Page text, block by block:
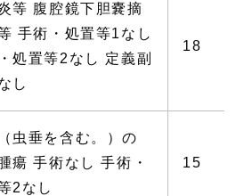
等 腹腔鏡下胆嚢摘
手術・処置等1なし
処置等2なし 定義副
し
18
虫垂を含む。）の
瘍 手術なし 手術・
2なし
15